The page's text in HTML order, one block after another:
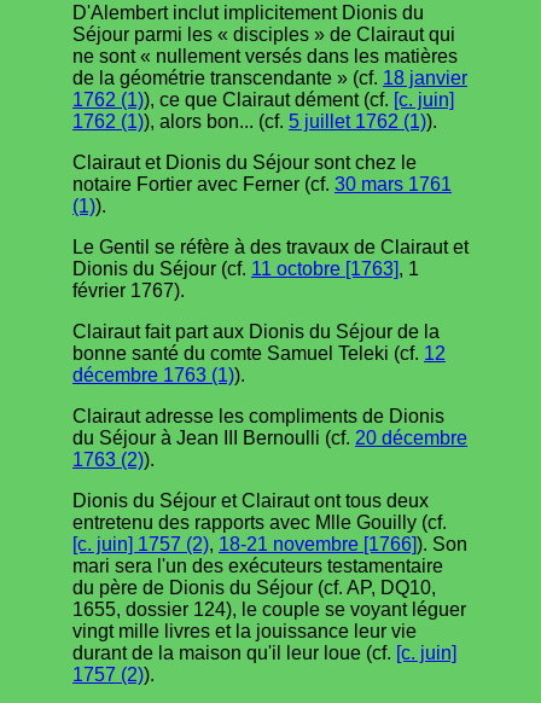
D'Alembert inclut implicitement Dionis du
Séjour parmi les « disciples » de Clairaut qui
ne sont « nullement versés dans les matières
de la géométrie transcendante » (cf. 18 janvier
1762 (1)), ce que Clairaut dément (cf. [c. juin]
1762 (1)), alors bon... (cf. 5 juillet 1762 (1)).
Clairaut et Dionis du Séjour sont chez le
notaire Fortier avec Ferner (cf. 30 mars 1761
(1)).
Le Gentil se réfère à des travaux de Clairaut et
Dionis du Séjour (cf. 11 octobre [1763], 1
février 1767).
Clairaut fait part aux Dionis du Séjour de la
bonne santé du comte Samuel Teleki (cf. 12
décembre 1763 (1)).
Clairaut adresse les compliments de Dionis
du Séjour à Jean III Bernoulli (cf. 20 décembre
1763 (2)).
Dionis du Séjour et Clairaut ont tous deux
entretenu des rapports avec Mlle Gouilly (cf.
[c. juin] 1757 (2), 18-21 novembre [1766]). Son
mari sera l'un des exécuteurs testamentaire
du père de Dionis du Séjour (cf. AP, DQ10,
1655, dossier 124), le couple se voyant léguer
vingt mille livres et la jouissance leur vie
durant de la maison qu'il leur loue (cf. [c. juin]
1757 (2)).